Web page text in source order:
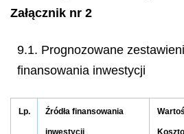
Załącznik nr 2
9.1. Prognozowane
finansowania inwestycji
Lp. Źródła finansowania
inwestycji